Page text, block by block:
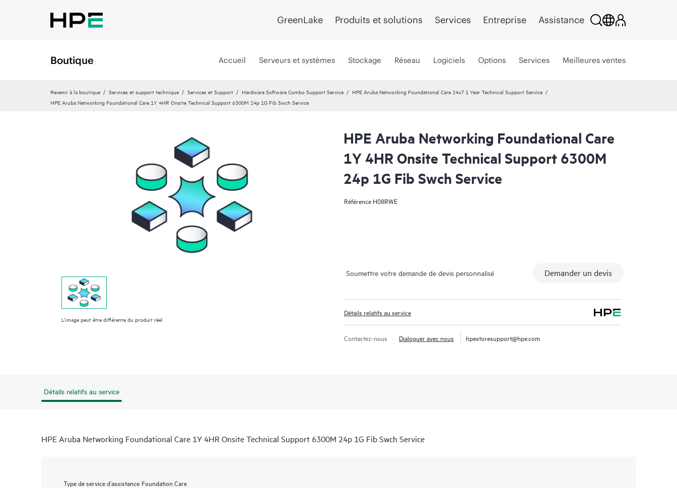
GreenLake Produits et solutions Services Entreprise Assistance
Boutique Accueil Serveurs et systèmes Stockage Réseau Logiciels Options Services Meilleures ventes
Revenir à la boutique Services et support technique Services et Support Hardware Software Combo Support Service
HPE Aruba Networking Foundational Care 24x7 1 Year Technical Support Service
HPE Aruba Networking Foundational Care 1Y 4HR Onsite Technical Support 6300M 24p 1G Fib Swch Service
L’image peut être différente du produit réel
HPE Aruba Networking Foundational Care
1Y 4HR Onsite Technical Support 6300M
24p 1G Fib Swch Service
Référence H08RWE
Soumettre votre demande de devis personnalisé Demander un devis
Détails relatifs au service
Contactez-nous Dialoguer avec nous hpestoresupport@hpe.com
Détails relatifs au service
HPE Aruba Networking Foundational Care 1Y 4HR Onsite Technical Support 6300M 24p 1G Fib Swch Service
Type de service d’assistance Foundation Care